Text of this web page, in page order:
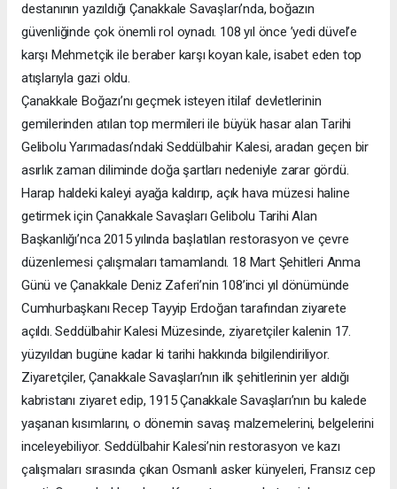
destanının yazıldığı Çanakkale Savaşları’nda, boğazın
güvenliğinde çok önemli rol oynadı. 108 yıl önce ’yedi düvel’e
karşı Mehmetçik ile beraber karşı koyan kale, isabet eden top
atışlarıyla gazi oldu.
Çanakkale Boğazı’nı geçmek isteyen itilaf devletlerinin
gemilerinden atılan top mermileri ile büyük hasar alan Tarihi
Gelibolu Yarımadası’ndaki Seddülbahir Kalesi, aradan geçen bir
asırlık zaman diliminde doğa şartları nedeniyle zarar gördü.
Harap haldeki kaleyi ayağa kaldırıp, açık hava müzesi haline
getirmek için Çanakkale Savaşları Gelibolu Tarihi Alan
Başkanlığı’nca 2015 yılında başlatılan restorasyon ve çevre
düzenlemesi çalışmaları tamamlandı. 18 Mart Şehitleri Anma
Günü ve Çanakkale Deniz Zaferi’nin 108’inci yıl dönümünde
Cumhurbaşkanı Recep Tayyip Erdoğan tarafından ziyarete
açıldı. Seddülbahir Kalesi Müzesinde, ziyaretçiler kalenin 17.
yüzyıldan bugüne kadar ki tarihi hakkında bilgilendiriliyor.
Ziyaretçiler, Çanakkale Savaşları’nın ilk şehitlerinin yer aldığı
kabristanı ziyaret edip, 1915 Çanakkale Savaşları’nın bu kalede
yaşanan kısımlarını, o dönemin savaş malzemelerini, belgelerini
inceleyebiliyor. Seddülbahir Kalesi’nin restorasyon ve kazı
çalışmaları sırasında çıkan Osmanlı asker künyeleri, Fransız cep